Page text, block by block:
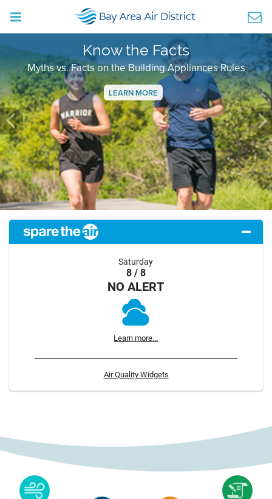
Know the Facts
Myths vs. Facts on the Building Appliances Rules
LEARN MORE
Previous
Saturday
8 / 8
NO ALERT
Learn more...
Air Quality Widgets